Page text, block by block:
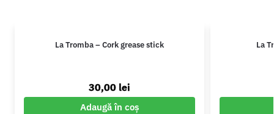
La Tromba – Cork grease stick
30,00 lei
Adaugă în coș
La